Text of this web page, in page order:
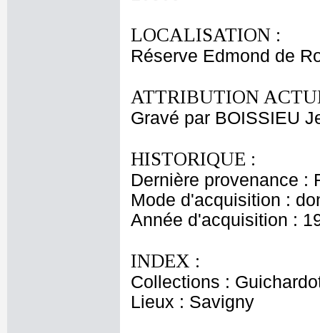
LOCALISATION :
Réserve Edmond de
ATTRIBUTION
Gravé par BOISSIEU
HISTORIQUE :
Dernière provenance :
Mode d'acquisition :
Année d'acquisition :
INDEX :
Collections :
Lieux : Savigny